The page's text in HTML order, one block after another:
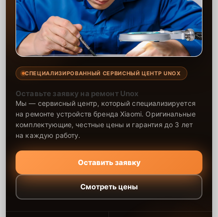
СПЕЦИАЛИЗИРОВАННЫЙ СЕРВИСНЫЙ ЦЕНТР UNOX
Оставьте заявку на ремонт Unox
Мы — сервисный центр, который специализируется
на ремонте устройств бренда Xiaomi. Оригинальные
комплектующие, честные цены и гарантия до 3 лет
на каждую работу.
Оставить заявку
Смотреть цены